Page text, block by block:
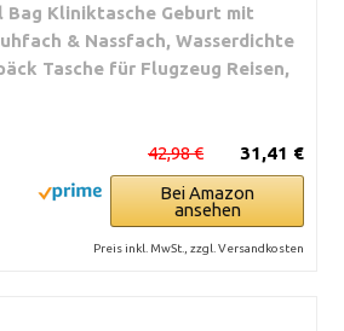
Bag Kliniktasche Geburt mit
& Nassfach, Wasserdichte
Tasche für Flugzeug Reisen,
31,41 €
42,98 €
Bei Amazon
ansehen
Preis inkl. MwSt., zzgl. Versandkosten